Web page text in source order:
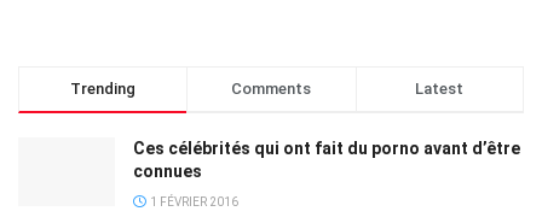
Trending Comments Latest
Ces célébrités qui ont fait du porno avant d’être
connues
1 FÉVRIER 2016